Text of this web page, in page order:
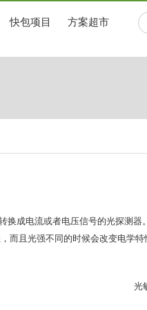
快包项目 方案超市
换成电流或者电压信号的光探测器
而且光强不同的时候会改变电学特
光